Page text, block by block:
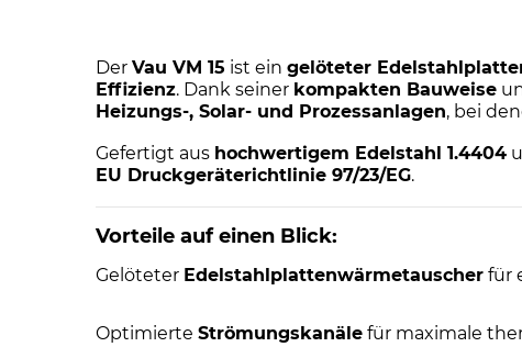
Der Vau VM 15 ist ein gelöteter
Effizienz. Dank seiner kompakten Bauweise
Heizungs-, Solar- und Prozessanlagen, bei
Gefertigt aus hochwertigem Edelstahl 1.4404
EU Druckgeräterichtlinie 97/23/EG.
Vorteile auf einen Blick:
Gelöteter Edelstahlplattenwärmetauscher für
Optimierte Strömungskanäle für maximale